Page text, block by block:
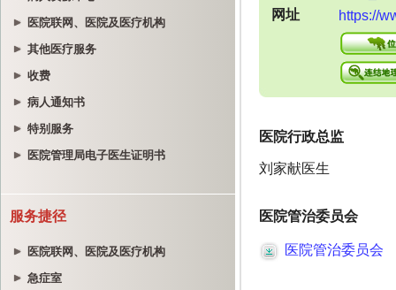
医院联网、医院及医疗机构
其他医疗服务
收费
病人通知书
特别服务
医院管理局电子医生证明书
服务捷径
医院联网、医院及医疗机构
急症室